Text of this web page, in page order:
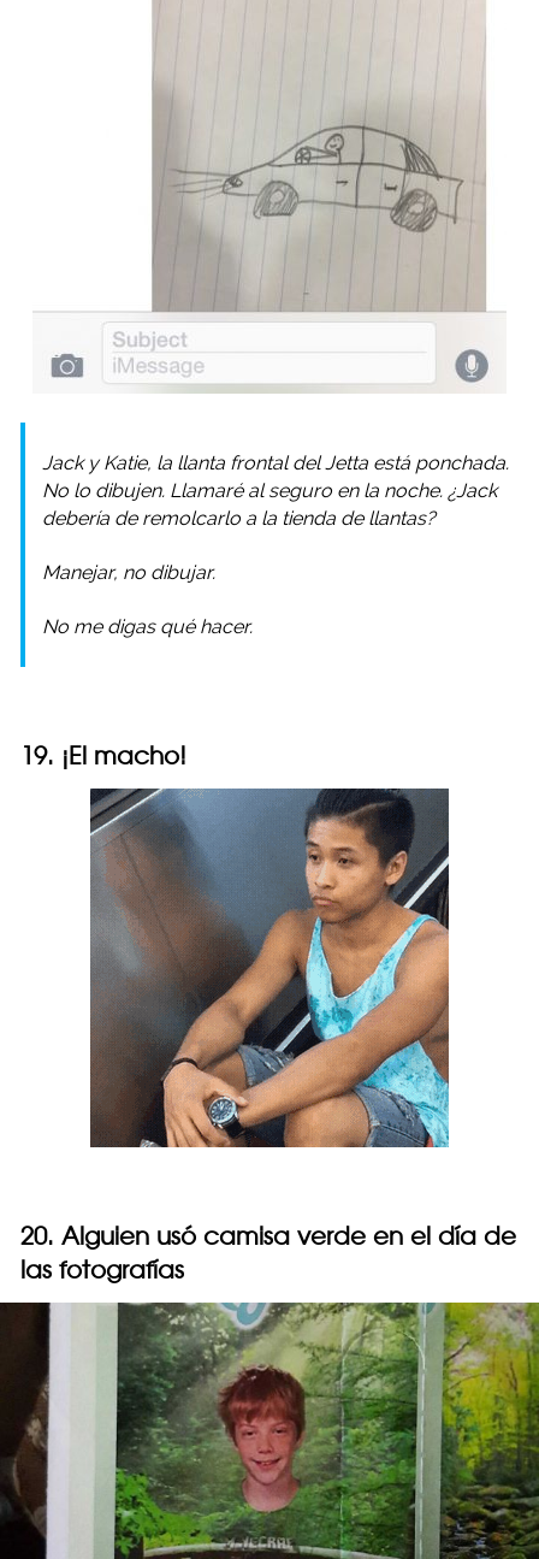
Jack y Katie, la llanta frontal del Jetta está ponchada.
No lo dibujen. Llamaré al seguro en la noche. ¿Jack
debería de remolcarlo a la tienda de llantas?
Manejar, no dibujar.
No me digas qué hacer.
19. ¡El macho!
20. Alguien usó camisa verde en el día de
las fotografías